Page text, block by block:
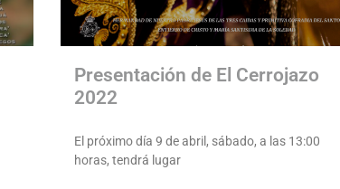
Presentación de El Cerrojazo
2022
El próximo día 9 de abril, sábado, a las 13:00
horas, tendrá lugar